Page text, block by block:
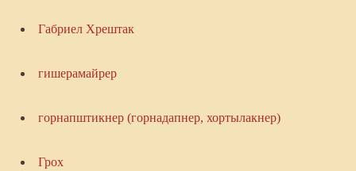
Габриел Хрештак
гишерамайрер
горнапштикнер (горнадапнер, хортылакнер)
Грох